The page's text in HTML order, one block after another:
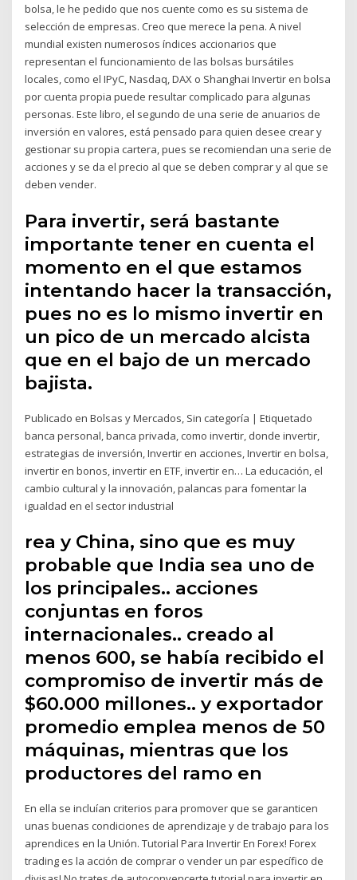
bolsa, le he pedido que nos cuente como es su sistema de
selección de empresas. Creo que merece la pena. A nivel
mundial existen numerosos índices accionarios que
representan el funcionamiento de las bolsas bursátiles
locales, como el IPyC, Nasdaq, DAX o Shanghai Invertir en bolsa
por cuenta propia puede resultar complicado para algunas
personas. Este libro, el segundo de una serie de anuarios de
inversión en valores, está pensado para quien desee crear y
gestionar su propia cartera, pues se recomiendan una serie de
acciones y se da el precio al que se deben comprar y al que se
deben vender.
Para invertir, será bastante
importante tener en cuenta el
momento en el que estamos
intentando hacer la transacción,
pues no es lo mismo invertir en
un pico de un mercado alcista
que en el bajo de un mercado
bajista.
Publicado en Bolsas y Mercados, Sin categoría | Etiquetado
banca personal, banca privada, como invertir, donde invertir,
estrategias de inversión, Invertir en acciones, Invertir en bolsa,
invertir en bonos, invertir en ETF, invertir en… La educación, el
cambio cultural y la innovación, palancas para fomentar la
igualdad en el sector industrial
rea y China, sino que es muy
probable que India sea uno de
los principales.. acciones
conjuntas en foros
internacionales.. creado al
menos 600, se había recibido el
compromiso de invertir más de
$60.000 millones.. y exportador
promedio emplea menos de 50
máquinas, mientras que los
productores del ramo en
En ella se incluían criterios para promover que se garanticen
unas buenas condiciones de aprendizaje y de trabajo para los
aprendices en la Unión. Tutorial Para Invertir En Forex! Forex
trading es la acción de comprar o vender un par específico de